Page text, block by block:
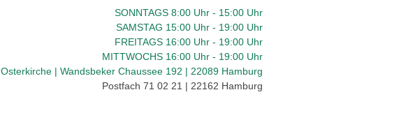
SONNTAGS 8:00 Uhr - 15:00 Uhr
SAMSTAG 15:00 Uhr - 19:00 Uhr
FREITAGS 16:00 Uhr- 19:00 Uhr
MITTWOCHS 16:00 Uhr- 19:00 Uhr
Osterkirche | Wandsbeker Chaussee 192 | 22089 Hamburg
Postfach 71 02 21 | 22162 Hamburg